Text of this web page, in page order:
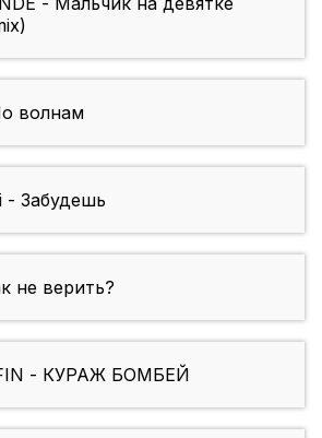
волнам
- Забудешь
не верить?
- КУРАЖ БОМБЕЙ